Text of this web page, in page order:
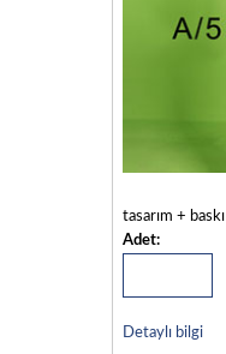
tasarım + baskı
Adet:
Detaylı bilgi